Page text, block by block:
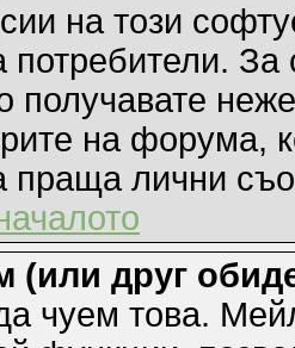
на този
потребители.
получавате
на форума,
праща лични
(или друг
чуем това.